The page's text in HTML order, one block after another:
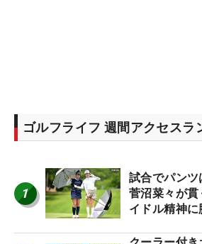
ゴルフライフ 週間アクセスラ
1
試合でパン
菅沼菜々が貫
イドル精神に